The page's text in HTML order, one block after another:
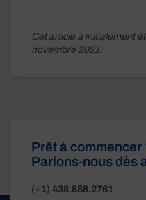
Cet article a initialement
novembre 2021.
Prêt à commencer
Parlons-nous dès
(+1) 438.558.2761